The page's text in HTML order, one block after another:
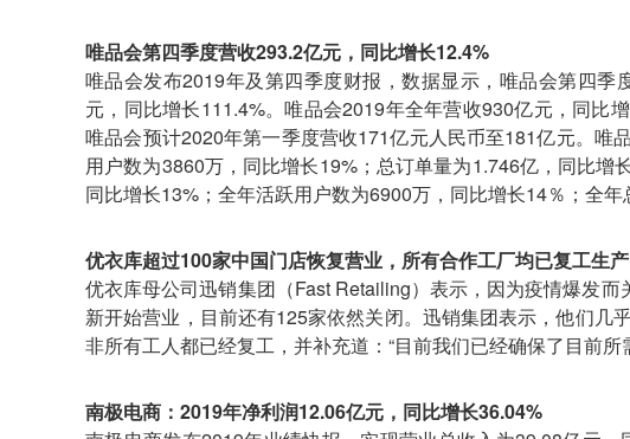
唯品会第四季度营收293.2亿元，同比增长12.4%
唯品会发布2019年及第四季度财报，数据显示，唯品会第四季
元，同比增长111.4%。唯品会2019年全年营收930亿元，同比
唯品会预计2020年第一季度营收171亿元人民币至181亿元。唯
用户数为3860万，同比增长19%；总订单量为1.746亿，同比增
同比增长13%；全年活跃用户数为6900万，同比增长14％；全
优衣库超过100家中国门店恢复营业，所有合作工厂均已复工生产
优衣库母公司迅销集团（Fast Retailing）表示，因为疫情爆发
新开始营业，目前还有125家依然关闭。迅销集团表示，他们几
非所有工人都已经复工，并补充道：“目前我们已经确保了目前所
南极电商：2019年净利润12.06亿元，同比增长36.04%